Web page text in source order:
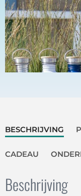
BESCHRIJVING
CADEAU
Beschrijving